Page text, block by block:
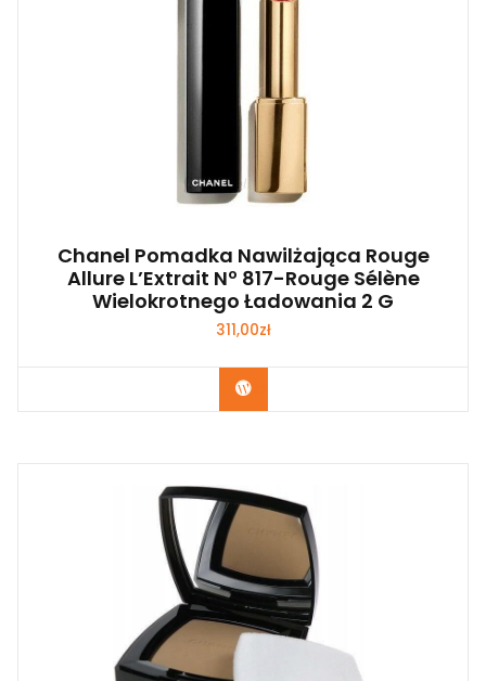
Chanel Pomadka Nawilżająca Rouge
Allure L’Extrait Nº 817-Rouge Sélène
Wielokrotnego Ładowania 2 G
311,00zł
Zobacz